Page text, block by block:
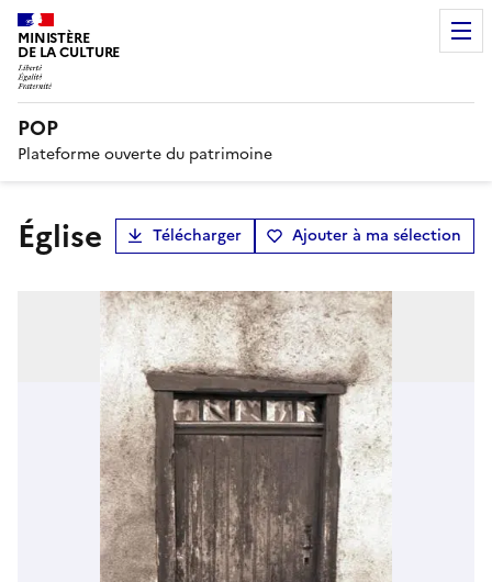
MINISTÈRE
DE LA CULTURE
POP
Plateforme ouverte du patrimoine
église Télécharger Ajouter à ma sélection